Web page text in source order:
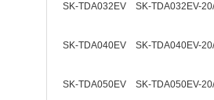
SK-TDA032EV SK-TDA032EV-
SK-TDA040EV SK-TDA040EV-
SK-TDA050EV SK-TDA050EV-